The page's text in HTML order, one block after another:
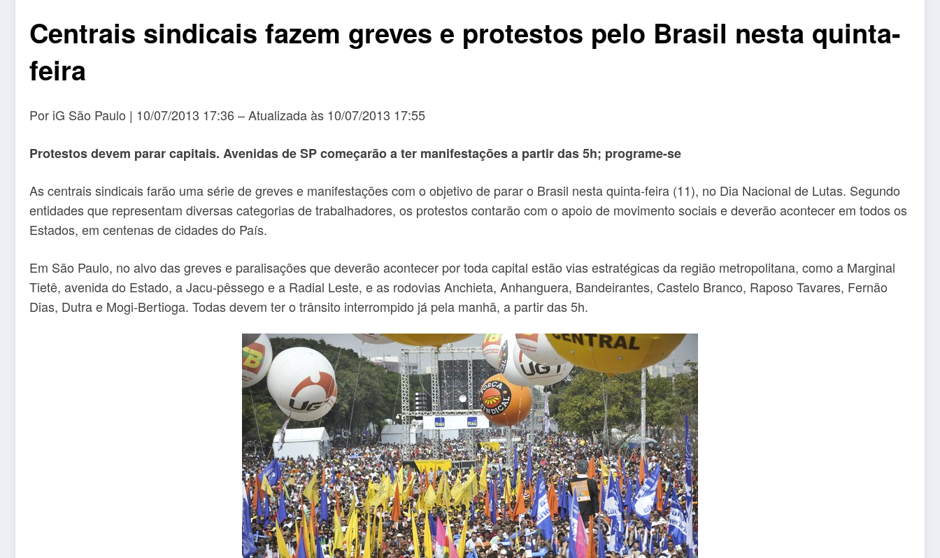
Centrais sindicais fazem greves e protestos pelo Brasil nesta quinta-
feira
Por iG São Paulo | 10/07/2013 17:36 – Atualizada às 10/07/2013 17:55
Protestos devem parar capitais. Avenidas de SP começarão a ter manifestações a partir das 5h; programe-se
As centrais sindicais farão uma série de greves e manifestações com o objetivo de parar o Brasil nesta quinta-feira (11), no Dia Nacional de Lutas. Segundo
entidades que representam diversas categorias de trabalhadores, os protestos contarão com o apoio de movimento sociais e deverão acontecer em todos os
Estados, em centenas de cidades do País.
Em São Paulo, no alvo das greves e paralisações que deverão acontecer por toda capital estão vias estratégicas da região metropolitana, como a Marginal
Tietê, avenida do Estado, a Jacu-pêssego e a Radial Leste, e as rodovias Anchieta, Anhanguera, Bandeirantes, Castelo Branco, Raposo Tavares, Fernão
Dias, Dutra e Mogi-Bertioga. Todas devem ter o trânsito interrompido já pela manhã, a partir das 5h.